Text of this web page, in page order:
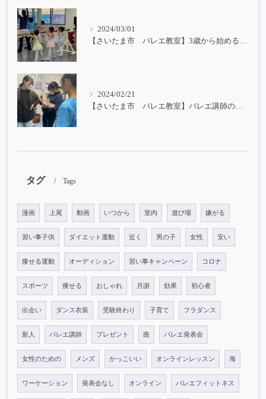
2024/03/01
【さいたま市 バレエ教室】3歳から始めるバレエ
2024/02/21
【さいたま市 バレエ教室】バレエ講師の子育て
タグ Tags
漫画 上尾 動画 いつから 室内 遊び場 嫌がる
習い事子供 ダイエット運動 近く 男の子 女性 安い
痩せる運動 オーディション 習い事キャンペーン コロナ
スポーツ 痩せる おしゃれ 月謝 効果 初心者
出会い ダンス衣装 受験終わり 子育て フラダンス
新人 バレエ講師 プレゼント 曲 バレエ発表会
女性のための メンズ かっこいい オンラインレッスン 海
ワーケーション 発表会なし オンライン バレエフィットネス